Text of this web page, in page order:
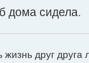
дома сидела.
друг друга